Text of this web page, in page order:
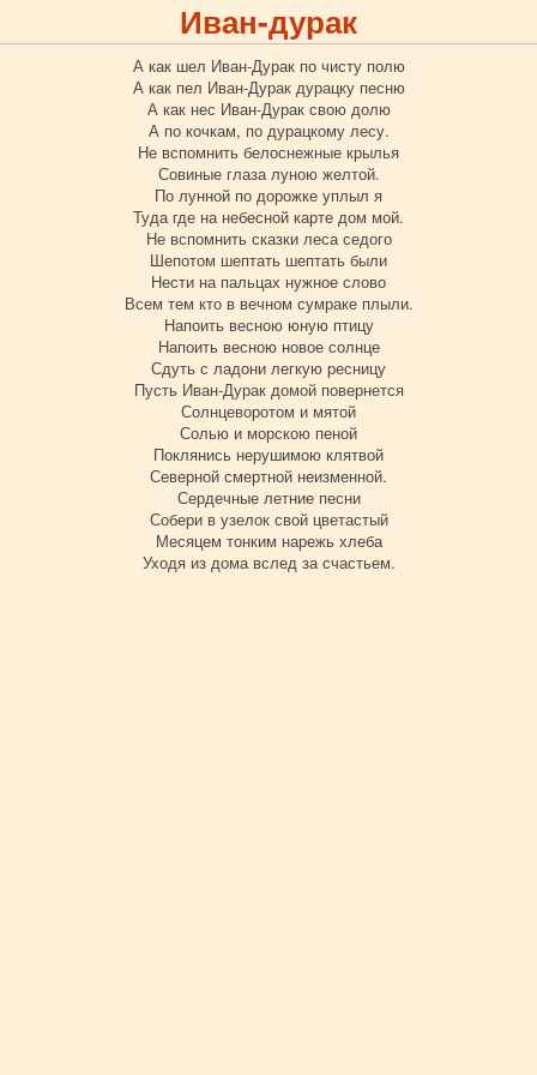
Иван-дурак
А как шел Иван-Дурак по чисту полю
А как пел Иван-Дурак дурацку песню
А как нес Иван-Дурак свою долю
А по кочкам, по дурацкому лесу.
Не вспомнить белоснежные крылья
Совиные глаза луною желтой.
По лунной по дорожке уплыл я
Туда где на небесной карте дом мой.
Не вспомнить сказки леса седого
Шепотом шептать шептать были
Нести на пальцах нужное слово
Всем тем кто в вечном сумраке плыли.
Напоить весною юную птицу
Напоить весною новое солнце
Сдуть с ладони легкую ресницу
Пусть Иван-Дурак домой повернется
Солнцеворотом и мятой
Солью и морскою пеной
Поклянись нерушимою клятвой
Северной смертной неизменной.
Сердечные летние песни
Собери в узелок свой цветастый
Месяцем тонким нарежь хлеба
Уходя из дома вслед за счастьем.